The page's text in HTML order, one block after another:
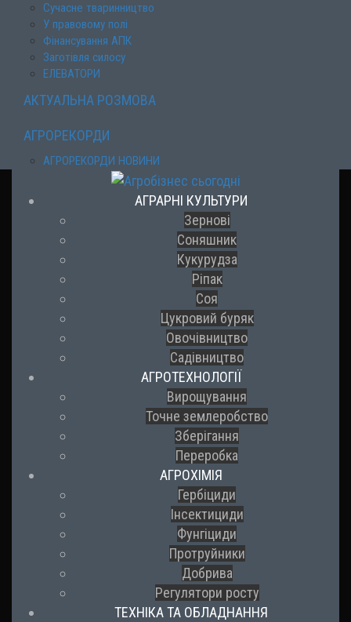
Сучасне тваринництво
У правовому полі
Фінансування АПК
Заготівля силосу
ЕЛЕВАТОРИ
АКТУАЛЬНА РОЗМОВА
АГРОРЕКОРДИ
АГРОРЕКОРДИ НОВИНИ
АГРАРНІ КУЛЬТУРИ
Зернові
Соняшник
Кукурудза
Ріпак
Соя
Цукровий буряк
Овочівництво
Садівництво
АГРОТЕХНОЛОГІЇ
Вирощування
Точне землеробство
Зберігання
Переробка
АГРОХІМІЯ
Гербіциди
Інсектициди
Фунгіциди
Протруйники
Добрива
Регулятори росту
ТЕХНІКА ТА ОБЛАДНАННЯ